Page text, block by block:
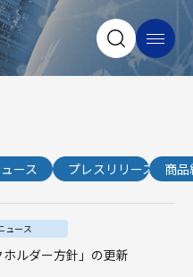
ース プレスリリース 商
ュース
ホルダー方針」の更新